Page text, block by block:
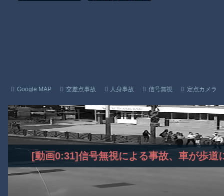
Google MAP 交差点事故 人身事故 信号無視 定点カメラ
[動画0:31]信号無視による事故、車が歩道